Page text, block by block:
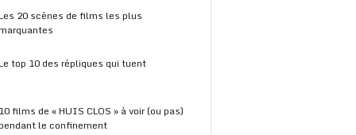
20 scènes de films les plus
top 10 des répliques qui tuent
10 films de « HUIS CLOS » à voir (ou pas)
le confinement